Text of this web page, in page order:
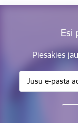
Esi
Piesakies